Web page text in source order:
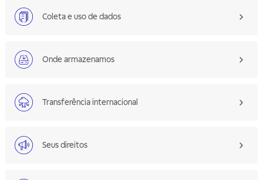
Coleta e uso de dados
Onde armazenamos
Transferência internacional
Seus direitos